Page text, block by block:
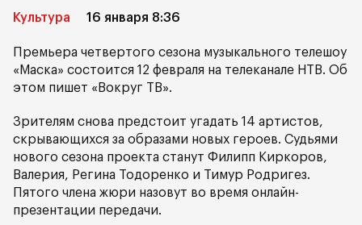
Культура 16 января 8:36
Премьера четвертого сезона музыкального телешоу
«Маска» состоится 12 февраля на телеканале НТВ. Об
этом пишет «Вокруг ТВ».
Зрителям снова предстоит угадать 14 артистов,
скрывающихся за образами новых героев. Судьями
нового сезона проекта станут Филипп Киркоров,
Валерия, Регина Тодоренко и Тимур Родригез.
Пятого члена жюри назовут во время онлайн-
презентации передачи.